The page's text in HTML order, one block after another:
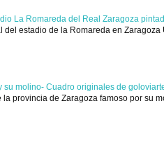
La Romareda del Real Zaragoza
del estadio de la Romareda en
su molino- Cuadro originales de
provincia de Zaragoza famoso por su